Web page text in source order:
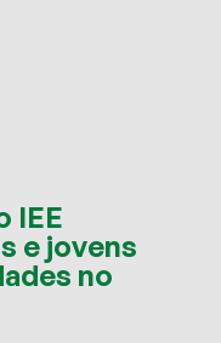
IEE
e jovens
no